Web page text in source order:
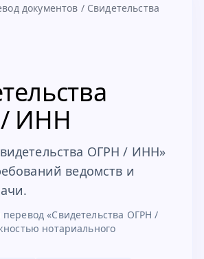
документов / Свидетельства
ИНН
ОГРН / ИНН»
ведомств и
«Свидетельства ОГРН /
нотариального